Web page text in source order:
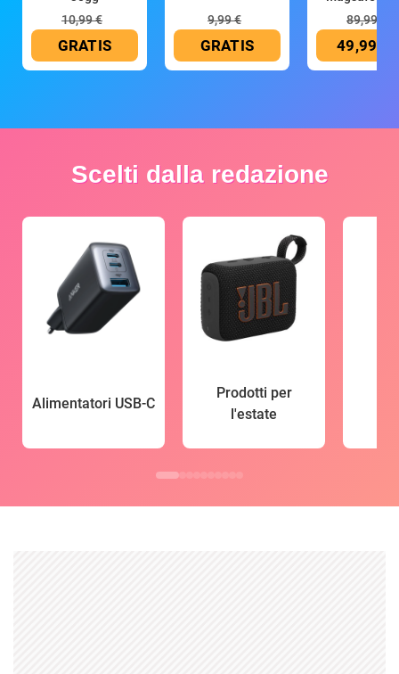
10,99 €
GRATIS
9,99 €
GRATIS
89,99 €
49,99 €
Scelti dalla redazione
Alimentatori USB-C
Prodotti per
l'estate